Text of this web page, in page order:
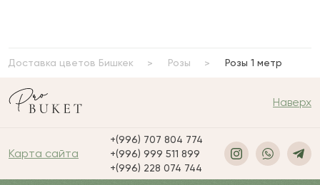
Доставка цветов Бишкек Розы Розы 1 метр
Наверх
Карта сайта
+(996) 707 804 774
+(996) 999 511 899
+(996) 228 074 744